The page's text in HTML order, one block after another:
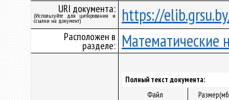
URI документа:
(Используйте для цитирования и
ссылки на документ) https://
Расположен в
разделе: Математические
Полный текст документа:
Файл